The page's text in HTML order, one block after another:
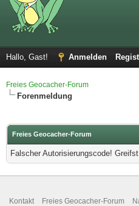
Hallo, Gast! Anmelden
Freies Geocacher-Forum
Forenmeldung
Freies Geocacher-Forum
Falscher Autorisierungscode!
Kontakt Freies Geocacher-Forum